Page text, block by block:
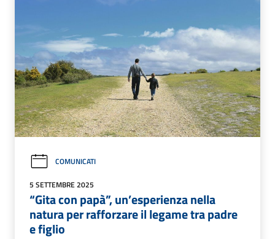
COMUNICATI
5 SETTEMBRE 2025
“Gita con papà”, un’esperienza nella
natura per rafforzare il legame tra padre
e figlio